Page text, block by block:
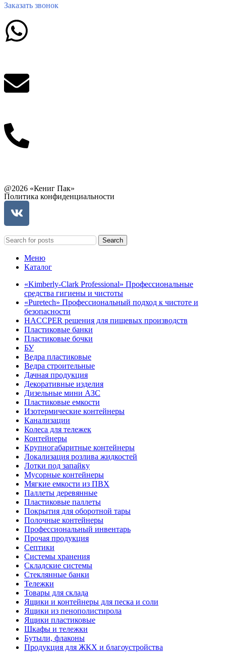
Заказать звонок
@2026 «Кениг Пак»
Политика конфиденциальности
Search
Меню
Каталог
«Kimberly-Clark Professional» Профессиональные
средства гигиены и чистоты
«Puretech» Профессиональный подход к чистоте и
безопасности
HACCPER решения для пищевых производств
Пластиковые банки
Пластиковые бочки
БУ
Ведра пластиковые
Ведра строительные
Дачная продукция
Декоративные изделия
Дизельные мини АЗС
Пластиковые емкости
Изотермические контейнеры
Канализации
Колеса для тележек
Контейнеры
Крупногабаритные контейнеры
Локализация розлива жидкостей
Лотки под запайку
Мусорные контейнеры
Мягкие емкости из ПВХ
Паллеты деревянные
Пластиковые паллеты
Покрытия для оборотной тары
Полочные контейнеры
Профессиональный инвентарь
Прочая продукция
Септики
Системы хранения
Складские системы
Стеклянные банки
Тележки
Товары для склада
Ящики и контейнеры для песка и соли
Ящики из пенополистирола
Ящики пластиковые
Шкафы и тележки
Бутыли, флаконы
Продукция для ЖКХ и благоустройства